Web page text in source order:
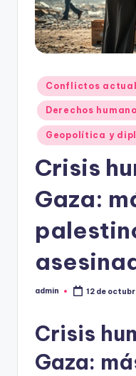
Publicado
en
Conflictos
Derechos
Geopolítica y
Crisis
Gaza:
Publicado
admin 12 de
Crisis
Gaza: